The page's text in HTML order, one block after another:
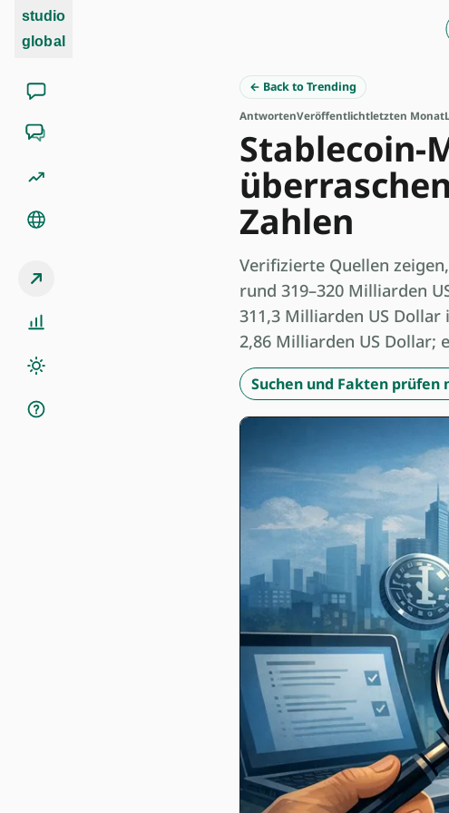
studio
global
← Back to Trending
AntwortenVeröffentlichtletzten Monat
Stablecoin-
Zahlen
Verifizierte Quellen
rund 319–320 Milliarden
311,3 Milliarden US Dollar
2,86 Milliarden US Dollar;
Suchen und Fakten prüfen